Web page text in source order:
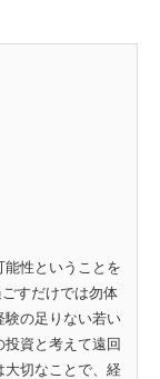
性ということを
すだけでは勿体
験の足りない若い
資と考えて遠回
大切なことで、経